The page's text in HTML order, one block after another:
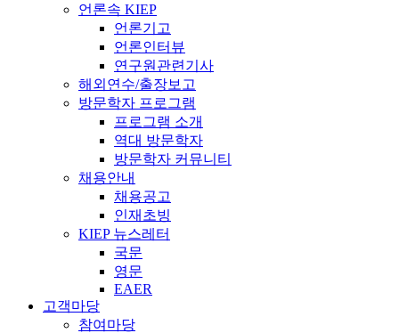
언론속 KIEP
언론기고
언론인터뷰
연구원관련기사
해외연수/출장보고
방문학자 프로그램
프로그램 소개
역대 방문학자
방문학자 커뮤니티
채용안내
채용공고
인재초빙
KIEP 뉴스레터
국문
영문
EAER
고객마당
참여마당